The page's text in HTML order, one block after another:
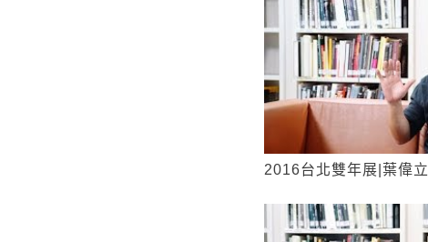
2016台北雙年展|葉偉立